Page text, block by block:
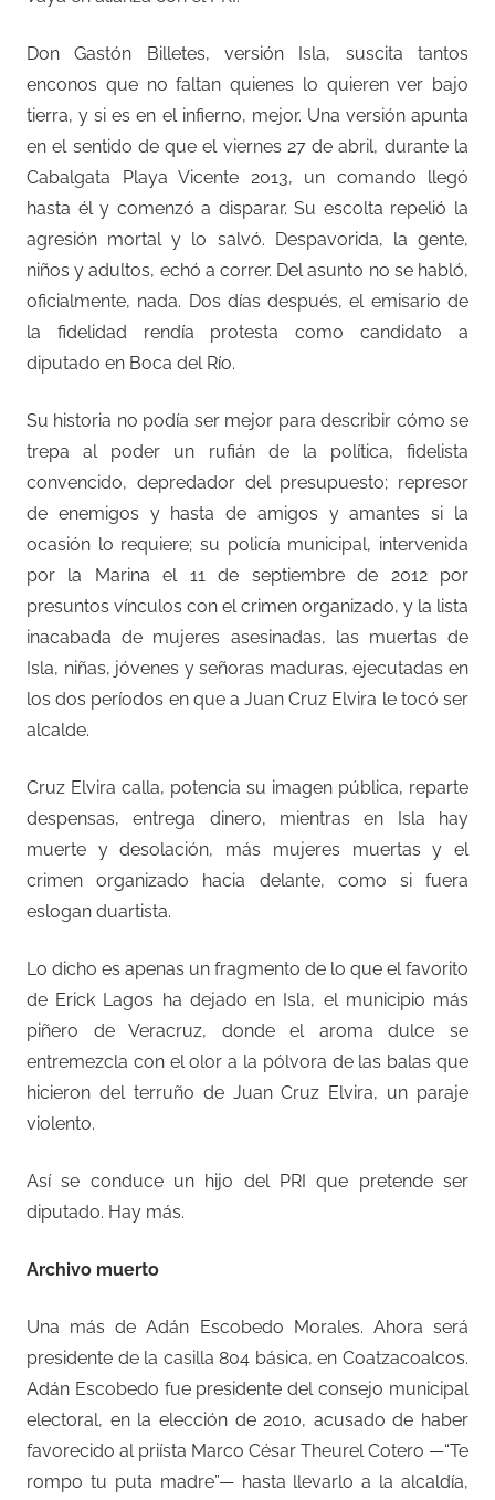
Don Gastón Billetes, versión Isla, suscita tantos
enconos que no faltan quienes lo quieren ver bajo
tierra, y si es en el infierno, mejor. Una versión apunta
en el sentido de que el viernes 27 de abril, durante la
Cabalgata Playa Vicente 2013, un comando llegó
hasta él y comenzó a disparar. Su escolta repelió la
agresión mortal y lo salvó. Despavorida, la gente,
niños y adultos, echó a correr. Del asunto no se habló,
oficialmente, nada. Dos días después, el emisario de
la fidelidad rendía protesta como candidato a
diputado en Boca del Río.
Su historia no podía ser mejor para describir cómo se
trepa al poder un rufián de la política, fidelista
convencido, depredador del presupuesto; represor
de enemigos y hasta de amigos y amantes si la
ocasión lo requiere; su policía municipal, intervenida
por la Marina el 11 de septiembre de 2012 por
presuntos vínculos con el crimen organizado, y la lista
inacabada de mujeres asesinadas, las muertas de
Isla, niñas, jóvenes y señoras maduras, ejecutadas en
los dos períodos en que a Juan Cruz Elvira le tocó ser
alcalde.
Cruz Elvira calla, potencia su imagen pública, reparte
despensas, entrega dinero, mientras en Isla hay
muerte y desolación, más mujeres muertas y el
crimen organizado hacia delante, como si fuera
eslogan duartista.
Lo dicho es apenas un fragmento de lo que el favorito
de Erick Lagos ha dejado en Isla, el municipio más
piñero de Veracruz, donde el aroma dulce se
entremezcla con el olor a la pólvora de las balas que
hicieron del terruño de Juan Cruz Elvira, un paraje
violento.
Así se conduce un hijo del PRI que pretende ser
diputado. Hay más.
Archivo muerto
Una más de Adán Escobedo Morales. Ahora será
presidente de la casilla 804 básica, en Coatzacoalcos.
Adán Escobedo fue presidente del consejo municipal
electoral, en la elección de 2010, acusado de haber
favorecido al priísta Marco César Theurel Cotero —“Te
rompo tu puta madre”— hasta llevarlo a la alcaldía,